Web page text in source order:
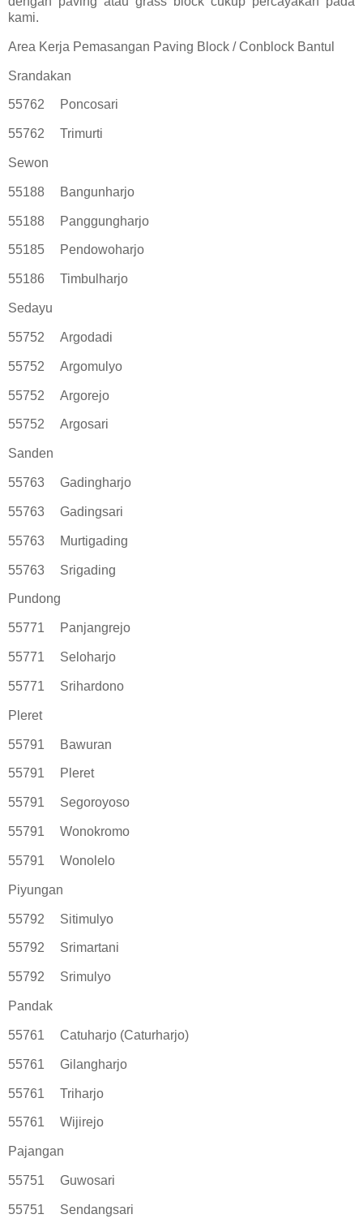
kami.
Area Kerja Pemasangan Paving Block / Conblock Bantul
Srandakan
55762 Poncosari
55762 Trimurti
Sewon
55188 Bangunharjo
55188 Panggungharjo
55185 Pendowoharjo
55186 Timbulharjo
Sedayu
55752 Argodadi
55752 Argomulyo
55752 Argorejo
55752 Argosari
Sanden
55763 Gadingharjo
55763 Gadingsari
55763 Murtigading
55763 Srigading
Pundong
55771 Panjangrejo
55771 Seloharjo
55771 Srihardono
Pleret
55791 Bawuran
55791 Pleret
55791 Segoroyoso
55791 Wonokromo
55791 Wonolelo
Piyungan
55792 Sitimulyo
55792 Srimartani
55792 Srimulyo
Pandak
55761 Catuharjo (Caturharjo)
55761 Gilangharjo
55761 Triharjo
55761 Wijirejo
Pajangan
55751 Guwosari
55751 Sendangsari